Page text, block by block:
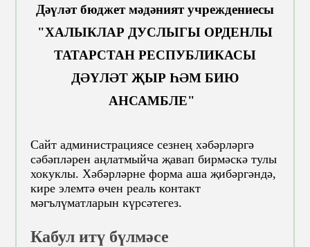
Дәүләт бюджет мәдәният учреждениесы
"ХАЛЫКЛАР ДУСЛЫГЫ ОРДЕНЛЫ
ТАТАРСТАН РЕСПУБЛИКАСЫ
ДӘҮЛӘТ ҖЫР ҺӘМ БИЮ
АНСАМБЛЕ"
Сайт администрациясе сезнең хәбәрләргә
сәбәпләрен аңлатмыйча җавап бирмәскә тулы
хокуклы. Хәбәрләрне форма аша җибәргәндә,
кире элемтә өчен реаль контакт
мәгълүматларын күрсәтегез.
Кабул итү бүлмәсе